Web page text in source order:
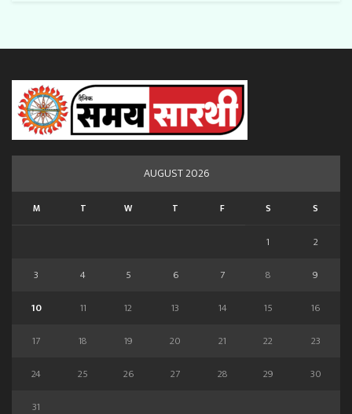
AUGUST 2026
M T W T F S S
1
2
3
4 5 6 7 8
9
10
11 12 13 14 15
16
17
18 19 20 21 22
23
24
25 26 27 28 29
30
31